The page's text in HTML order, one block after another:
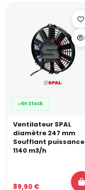
En Stock
Ventilateur SPAL
diamètre 247 mm
Soufflant puissance
1140 m3/h
89,90 €